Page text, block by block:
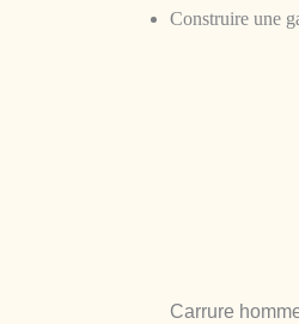
Construire une
Carrure